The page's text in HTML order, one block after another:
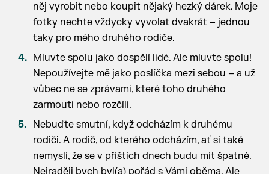
něj vyrobit nebo koupit nějaký hezký dárek. Moje
fotky nechte vždycky vyvolat dvakrát – jednou
taky pro mého druhého rodiče.
Mluvte spolu jako dospělí lidé. Ale mluvte spolu!
Nepoužívejte mě jako poslíčka mezi sebou – a už
vůbec ne se zprávami, které toho druhého
zarmoutí nebo rozčílí.
Nebuďte smutní, když odcházím k druhému
rodiči. A rodič, od kterého odcházím, ať si také
nemyslí, že se v příštích dnech budu mít špatné.
Nejraději bych byl(a) pořád s Vámi oběma. Ale